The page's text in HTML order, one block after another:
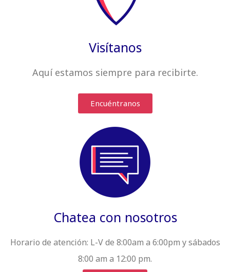
Visítanos
Aquí estamos siempre para recibirte.
Encuéntranos
Chatea con nosotros
Horario de atención: L-V de 8:00am a 6:00pm y sábados
8:00 am a 12:00 pm.